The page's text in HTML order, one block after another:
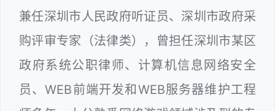
兼任深圳市人民政府听证员、深圳市政府采
购评审专家（法律类），曾担任深圳市某区
政府系统公职律师、计算机信息网络安全
员、WEB前端开发和WEB服务器维护工程